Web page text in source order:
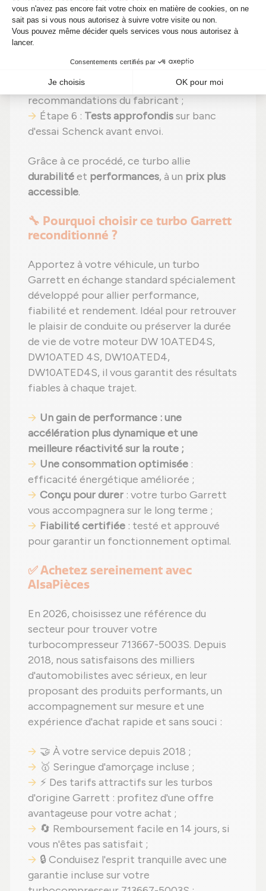
Étape 3 :Contrôle rigoureuxde chaque
composant ;
Remplacement des pièces
Réassemblage
avec des
réglages effectués selon les
recommandations du fabricant ;
Étape 6 : Tests approfondissur banc
d'essai Schenck avant envoi.
Grâce à ce procédé, ce turbo allie
durabilitéet performances, à un prix plus
accessible.
🔧 Pourquoi choisir ce turbo Garrett
reconditionné ?
Apportez à votre véhicule, un turbo
Garrett en échange standard spécialement
développé pour allier performance,
fiabilité et rendement. Idéal pour retrouver
le plaisir de conduite ou préserver la durée
de vie de votre moteur DW 10ATED4S,
DW10ATED 4S, DW10ATED4,
DW10ATED4S, il vous garantit des résultats
fiables à chaque trajet.
Un gain de performance : une
accélération plus dynamique et une
meilleure réactivité sur la route ;
Une consommation optimisée :
efficacité énergétique améliorée ;
Conçu pour durer : votre turbo Garrett
vous accompagnera sur le long terme ;
Fiabilité certifiée : testé et approuvé
pour garantir un fonctionnement optimal.
✅ Achetez sereinement avec
AlsaPièces
En 2026, choisissez une référence du
secteur pour trouver votre
turbocompresseur 713667-5003S. Depuis
2018, nous satisfaisons des milliers
d'automobilistes avec sérieux, en leur
proposant des produits performants, un
accompagnement sur mesure et une
expérience d'achat rapide et sans souci :
🤝 À votre service depuis 2018 ;
🥇 Seringue d'amorçage incluse ;
⚡ Des tarifs attractifs sur les turbos
d'origine Garrett : profitez d'une offre
avantageuse pour votre achat ;
🔄 Remboursement facile en 14 jours, si
vous n'êtes pas satisfait ;
🔒 Conduisez l'esprit tranquille avec une
garantie incluse sur votre